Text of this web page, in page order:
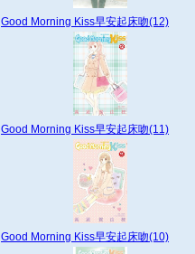
Good Morning Kiss早安起床吻(12)
Good Morning Kiss早安起床吻(11)
Good Morning Kiss早安起床吻(10)